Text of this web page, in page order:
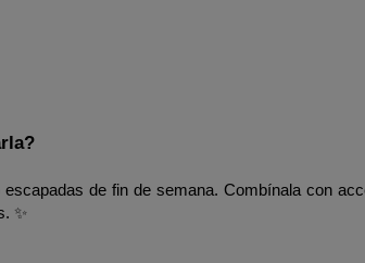
de fin de semana. Combínala con
✨